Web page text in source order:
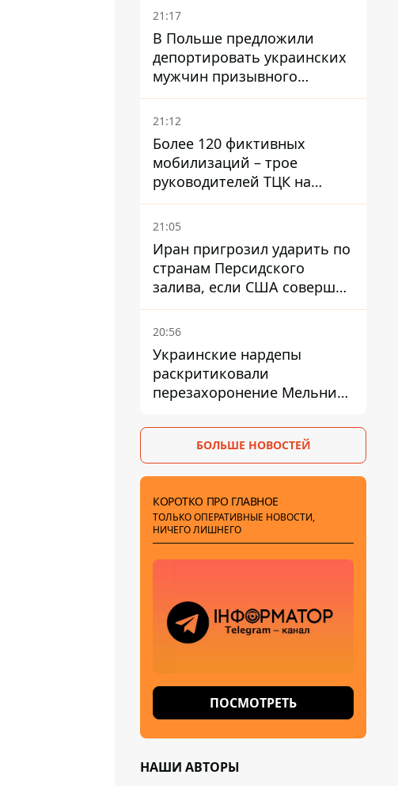
21:17
В Польше предложили
депортировать украинских
мужчин призывного
возраста - кого это может
затронуть
21:12
Более 120 фиктивных
мобилизаций – трое
руководителей ТЦК на
Волыни и Буковине
получили подозрения за
21:05
Иран пригрозил ударить по
странам Персидского
залива, если США совершат
хотя бы одну атаку - Reuters
20:56
Украинские нардепы
раскритиковали
перезахоронение Мельника
дипломатической изоляции
БОЛЬШЕ НОВОСТЕЙ
КОРОТКО ПРО ГЛАВНОЕ
ТОЛЬКО ОПЕРАТИВНЫЕ НОВОСТИ,
НИЧЕГО ЛИШНЕГО
ПОСМОТРЕТЬ
НАШИ АВТОРЫ